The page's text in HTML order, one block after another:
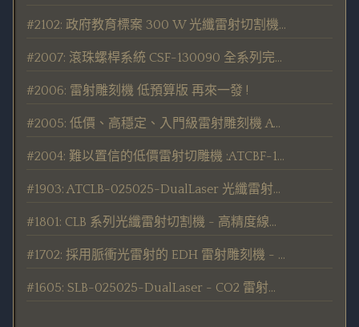
#2102: 政府教育標案 300 W 光纖雷射切割機，嚴選料件完整產證，PMC品質檢驗通過！
#2007: 滾珠螺桿系統 CSF-130090 全系列完整推出
#2006: 雷射雕刻機 低預算版 再來一發 !
#2005: 低價、高穩定、入門級雷射雕刻機 ATEBF-040030 發表
#2004: 難以置信的低價雷射切雕機 :ATCBF-130090-A
#1903: ATCLB-025025-DualLaser 光纖雷射切割、劃線、鑽孔機 (陶瓷基板、電路板專用) 發表
#1801: CLB 系列光纖雷射切割機 - 高精度線性馬達驅動 新發售
#1702: 採用脈衝光雷射的 EDH 雷射雕刻機 - 新發售
#1605: SLB-025025-DualLaser - CO2 雷射切割、劃線、鑽孔機 (陶瓷基板專用) 發表